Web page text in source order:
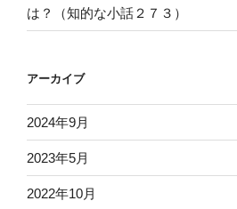
は？（知的な小話２７３）
アーカイブ
2024年9月
2023年5月
2022年10月